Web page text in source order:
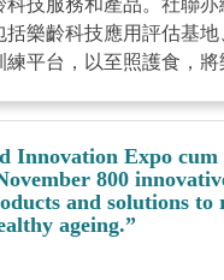
技的發展及應用。其中
行政總裁及西門菲莎
Levitt表示在科技與創新
作坊則聚焦人工智能、
作為全港最大型的樂齡
技博覽暨高峰會」不僅
智慧生活，以實踐居家
為平台連結各持份者，捉
同推動社會持續發展。
括樂齡科技應用評估基地
練平台，以至照護食，將
展出近800款來自本港
用方案。再者，設有四
健康老齡化」、「遠程
技平台——應用評估體驗
以至多個特色展區，包括
驗區」、「樂齡及康復
Innovation Expo
800
and solutions to
ageing.”